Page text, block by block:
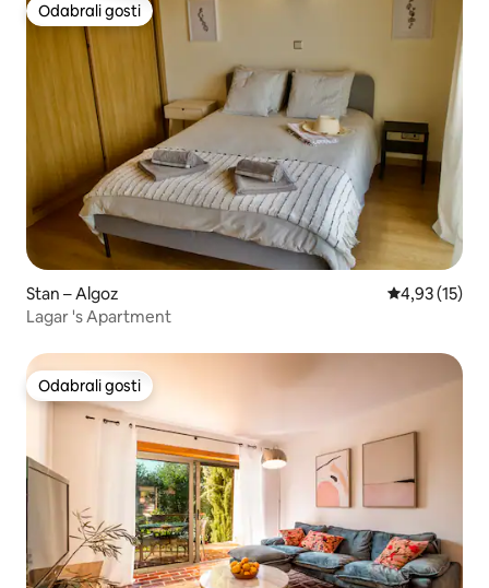
Odabrali gosti
Odabrali gosti
Stan – Algoz Prosječna
4,93 (15)
Lagar 's Apartment
Odabrali gosti
Odabrali gosti